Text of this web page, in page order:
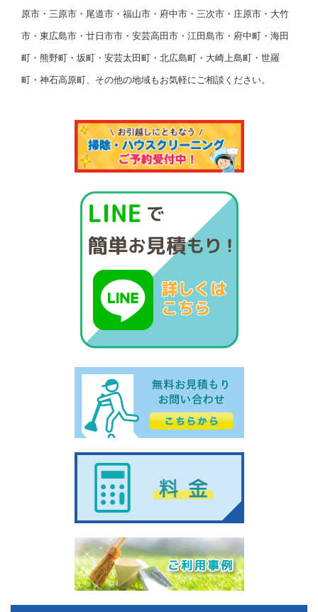
原市・三原市・尾道市・福山市・府中市・三次市・庄原市・大竹
市・東広島市・廿日市市・安芸高田市・江田島市・府中町・海田
町・熊野町・坂町・安芸太田町・北広島町・大崎上島町・世羅
町・神石高原町、その他の地域もお気軽にご相談ください。